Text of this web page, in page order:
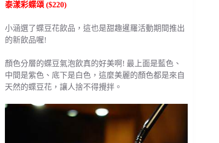
泰漾彩蝶頌 ($220)
小涵選了蝶豆花飲品，這也是甜趣暹羅活動期間推出
的新飲品喔!
顏色分層的蝶豆氣泡飲真的好美啊! 最上面是藍色、
中間是紫色、底下是白色，這麼美麗的顏色都是來自
天然的蝶豆花，讓人捨不得攪拌。